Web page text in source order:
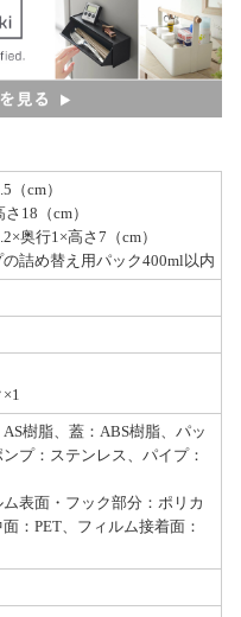
（cm）
18（cm）
奥行1×高さ7（cm）
詰め替え用パック400ml以内
樹脂、蓋：ABS樹脂、パッ
プ：ステンレス、パイプ：
表面・フック部分：ポリカ
：PET、フィルム接着面：